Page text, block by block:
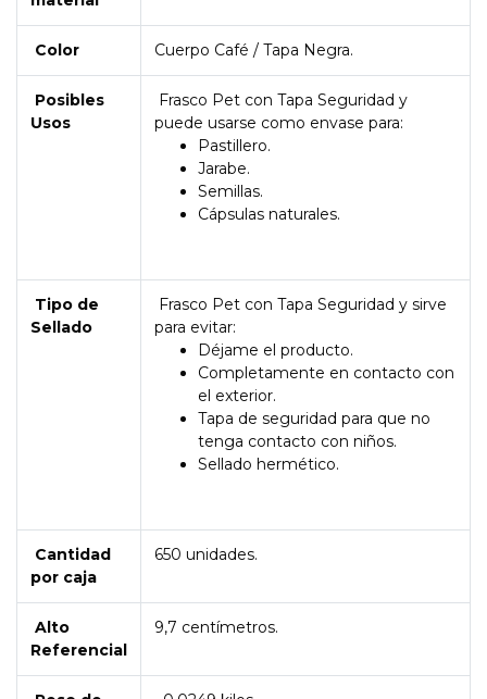
Color Cuerpo Café / Tapa Negra.
Posibles
Usos
Frasco Pet con Tapa Seguridad y
puede usarse como envase para:
Pastillero.
Jarabe.
Semillas.
Cápsulas naturales.
Tipo de
Sellado
Frasco Pet con Tapa Seguridad y sirve
para evitar:
Déjame el producto.
Completamente en contacto con
el exterior.
Tapa de seguridad para que no
tenga contacto con niños.
Sellado hermético.
Cantidad
por caja
650 unidades.
Alto
Referencial
9,7 centímetros.